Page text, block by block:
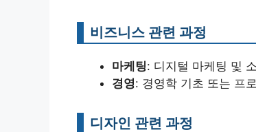
비즈니스 관련 과정
마케팅: 디지털 마케팅 및
경영: 경영학 기초 또는 프
디자인 관련 과정